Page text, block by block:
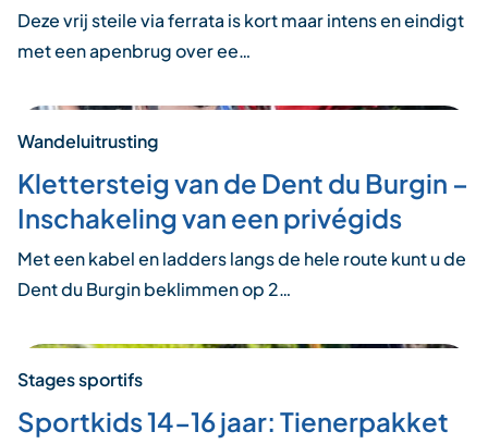
Deze vrij steile via ferrata is kort maar intens en eindigt
met een apenbrug over ee…
Wandeluitrusting
Klettersteig van de Dent du Burgin –
Inschakeling van een privégids
Met een kabel en ladders langs de hele route kunt u de
Dent du Burgin beklimmen op 2…
Stages sportifs
Sportkids 14-16 jaar: Tienerpakket